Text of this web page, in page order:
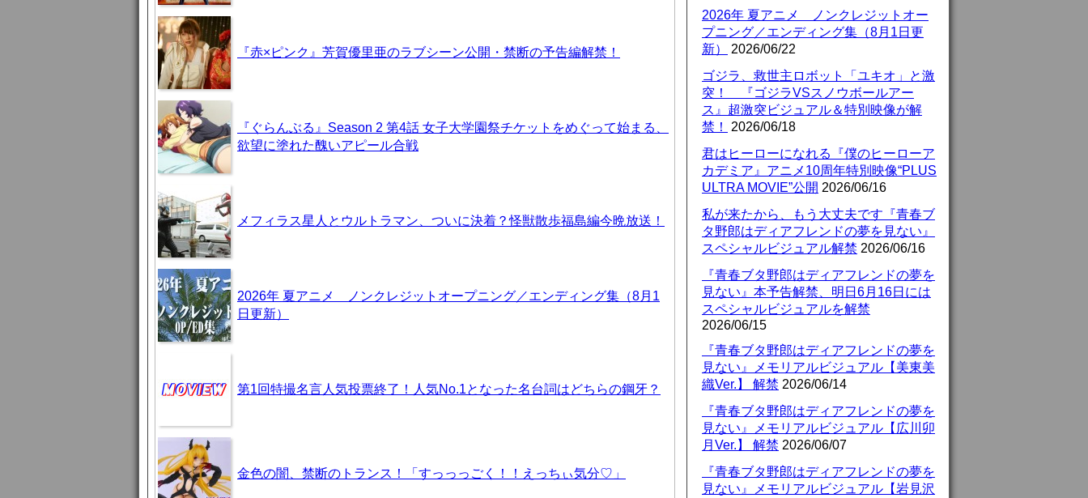
『赤×ピンク』芳賀優里亜のラブシーン公開・禁断の予告編解禁！
『ぐらんぶる』Season 2 第4話 女子大学園祭チケットをめぐって始まる、
欲望に塗れた醜いアピール合戦
メフィラス星人とウルトラマン、ついに決着？怪獣散歩福島編今晩放送！
2026年 夏アニメ ノンクレジットオープニング／エンディング集（8月1
日更新）
第1回特撮名言人気投票終了！人気No.1となった名台詞はどちらの鋼牙？
金色の闇、禁断のトランス！「すっっっごく！！えっちぃ気分♡」
2026年 夏アニメ ノンクレジットオー
プニング／エンディング集（8月1日更
新）
2026/06/22
ゴジラ、救世主ロボット「ユキオ」と激
突！ 『ゴジラVSスノウボールアー
ス』超激突ビジュアル＆特別映像が解
禁！
2026/06/18
君はヒーローになれる『僕のヒーローア
カデミア』アニメ10周年特別映像“PLUS
ULTRA MOVIE”公開 2026/06/16
私が来たから、もう大丈夫です『青春ブ
タ野郎はディアフレンドの夢を見ない』
スペシャルビジュアル解禁 2026/06/16
『青春ブタ野郎はディアフレンドの夢を
見ない』本予告解禁、明日6月16日には
スペシャルビジュアルを解禁
2026/06/15
『青春ブタ野郎はディアフレンドの夢を
見ない』メモリアルビジュアル【美東美
織Ver.】 解禁 2026/06/14
『青春ブタ野郎はディアフレンドの夢を
見ない』メモリアルビジュアル【広川卯
月Ver.】 解禁 2026/06/07
『青春ブタ野郎はディアフレンドの夢を
見ない』メモリアルビジュアル【岩見沢